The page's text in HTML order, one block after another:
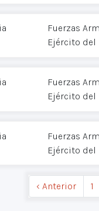
Fuerzas
Ejército del
Fuerzas
Ejército del
Fuerzas
Ejército del
‹ Anterior 1